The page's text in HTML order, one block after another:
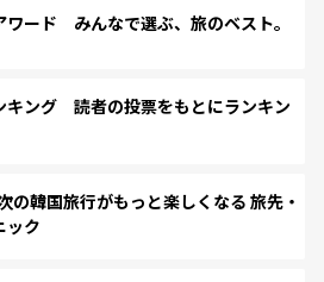
ワード みんなで選ぶ、旅のベスト。
キング 読者の投票をもとにランキン
韓国旅行がもっと楽しくなる 旅先・
ック